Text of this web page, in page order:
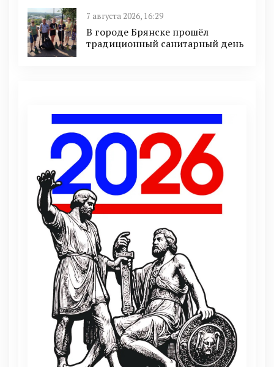
7 августа 2026, 16:29
В городе Брянске прошёл
традиционный санитарный день